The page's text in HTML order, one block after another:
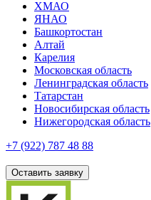
ХМАО
ЯНАО
Башкортостан
Алтай
Карелия
Московская область
Ленинградская область
Татарстан
Новосибирская область
Нижегородская область
+7 (922) 787 48 88
Оставить заявку